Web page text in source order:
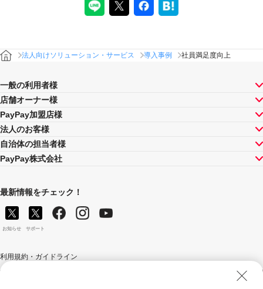
法人向けソリューション・サービス 導入事例 社員満足度向上
一般の利用者様
店舗オーナー様
PayPay加盟店様
法人のお客様
自治体の担当者様
PayPay株式会社
最新情報をチェック！
お知らせ サポート
利用規約・ガイドライン
商標・登録商標について